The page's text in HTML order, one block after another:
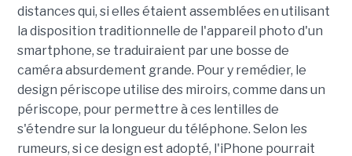
distances qui, si elles étaient assemblées en utilisant
la disposition traditionnelle de l'appareil photo d'un
smartphone, se traduiraient par une bosse de
caméra absurdement grande. Pour y remédier, le
design périscope utilise des miroirs, comme dans un
périscope, pour permettre à ces lentilles de
s'étendre sur la longueur du téléphone. Selon les
rumeurs, si ce design est adopté, l'iPhone pourrait